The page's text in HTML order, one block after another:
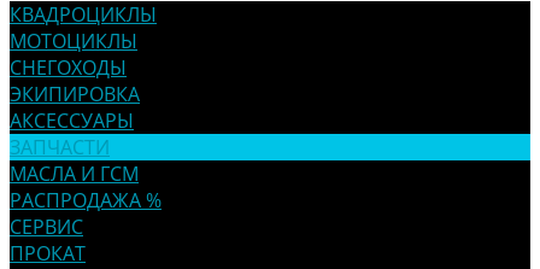
КВАДРОЦИКЛЫ
МОТОЦИКЛЫ
СНЕГОХОДЫ
ЭКИПИРОВКА
АКСЕССУАРЫ
ЗАПЧАСТИ
МАСЛА И ГСМ
РАСПРОДАЖА %
СЕРВИС
ПРОКАТ